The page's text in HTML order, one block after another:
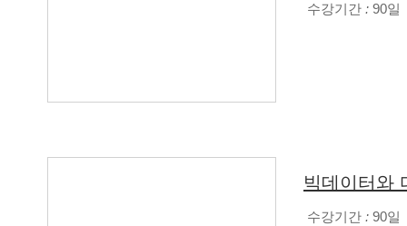
수강기간 : 90일
빅데이터와
수강기간 : 90일